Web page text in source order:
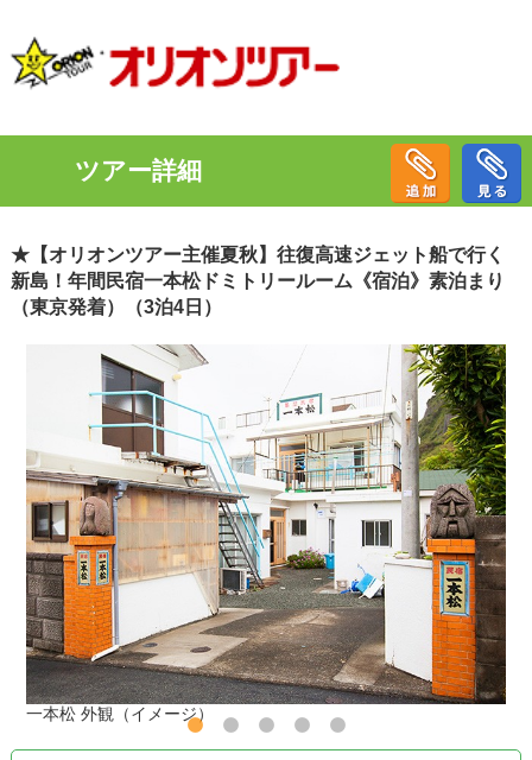
ツアー詳細
★【オリオンツアー主催夏秋】往復高速ジェット船で行く
新島！年間民宿一本松ドミトリールーム《宿泊》素泊まり
（東京発着）（3泊4日）
一本松 外観（イメージ）